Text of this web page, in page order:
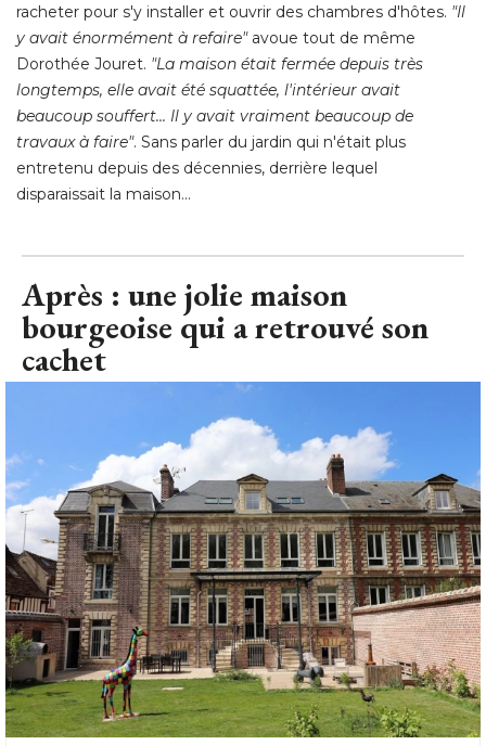
beaucoup souffert... Il y avait vraiment beaucoup de
travaux à faire". Sans parler du jardin qui n'était plus
entretenu depuis des décennies, derrière lequel
disparaissait la maison...
Après : une jolie maison
cachet
Après : une jolie maison bourgeoise qui a retrouvé son cachet© Gîtes
de France
La métamorphose est époustouflante. Débarrassée du
lierre qui envahissait la façade, et de nouveau mise en